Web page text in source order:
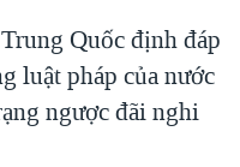
Quốc định đáp
luật pháp của nước
ngược đãi nghi